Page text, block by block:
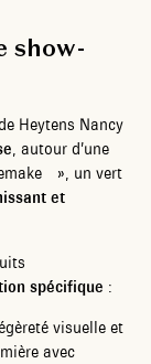
show-
Heytens Nancy
, autour d’une
», un vert
et
spécifique :
visuelle et
avec